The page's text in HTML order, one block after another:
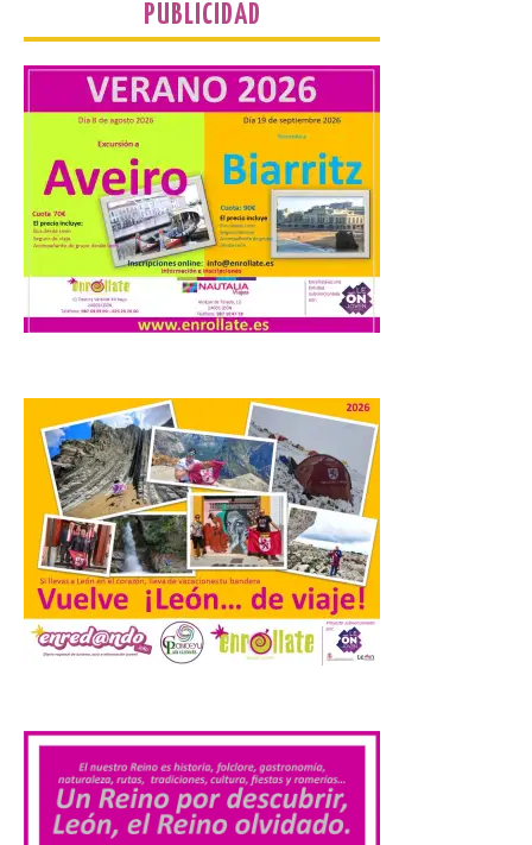
Despega el primer avión
de Iberia con wifi de alta
velocidad gratuito de
Starlink
6 Ago 2026
Iberia se convierte en la
primera aerolínea
española en ofrecer wifi a
bordo de Starlink, la
constelación de satélites
más avanzada del mundo, desarrollada
La Junta promueve la
contratación temporal de
jóvenes desempleados
para la realización de
obras y servicios de
interés general y social
con más de 8,7 millones de
euros de inversión
La Consejería de
Industria, Universidades,
Empleo y Comercio
destina 8,75 millones de
PUBLICIDAD